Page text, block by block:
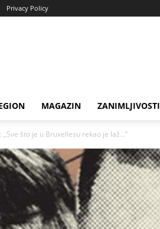
Privacy Policy
MAGAZIN ZANIMLJIVOSTI
„Sve što je u Bruxellesu rekao je laž…“